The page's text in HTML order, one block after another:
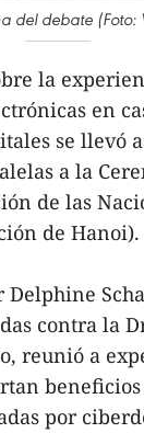
del debate (Foto:
la
en
se llevó
a la
de las
de Hanoi).
contra la
reunió a
por